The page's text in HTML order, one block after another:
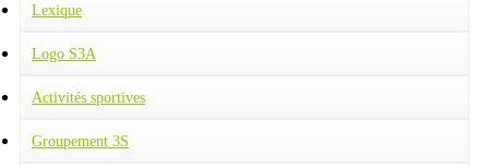
Lexique
Logo S3A
Activités sportives
Tennis
Groupement 3S